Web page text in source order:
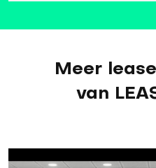
Meer
van